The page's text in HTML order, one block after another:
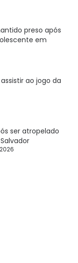
preso após
em
ao jogo da
ser atropelado